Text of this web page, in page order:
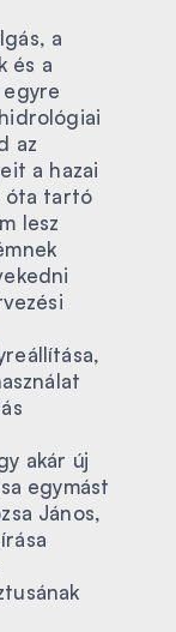
a
és a
egyre
az
a hazai
óta tartó
lesz
akár új
egymást
János,